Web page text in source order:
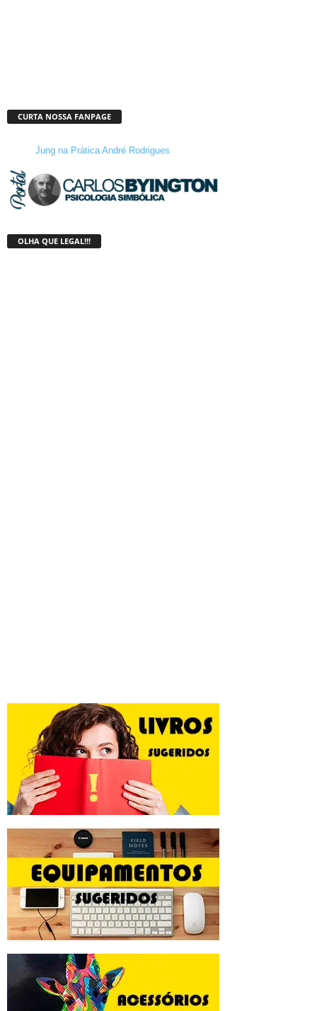
CURTA NOSSA FANPAGE
Jung na Prática André Rodrigues
OLHA QUE LEGAL!!!